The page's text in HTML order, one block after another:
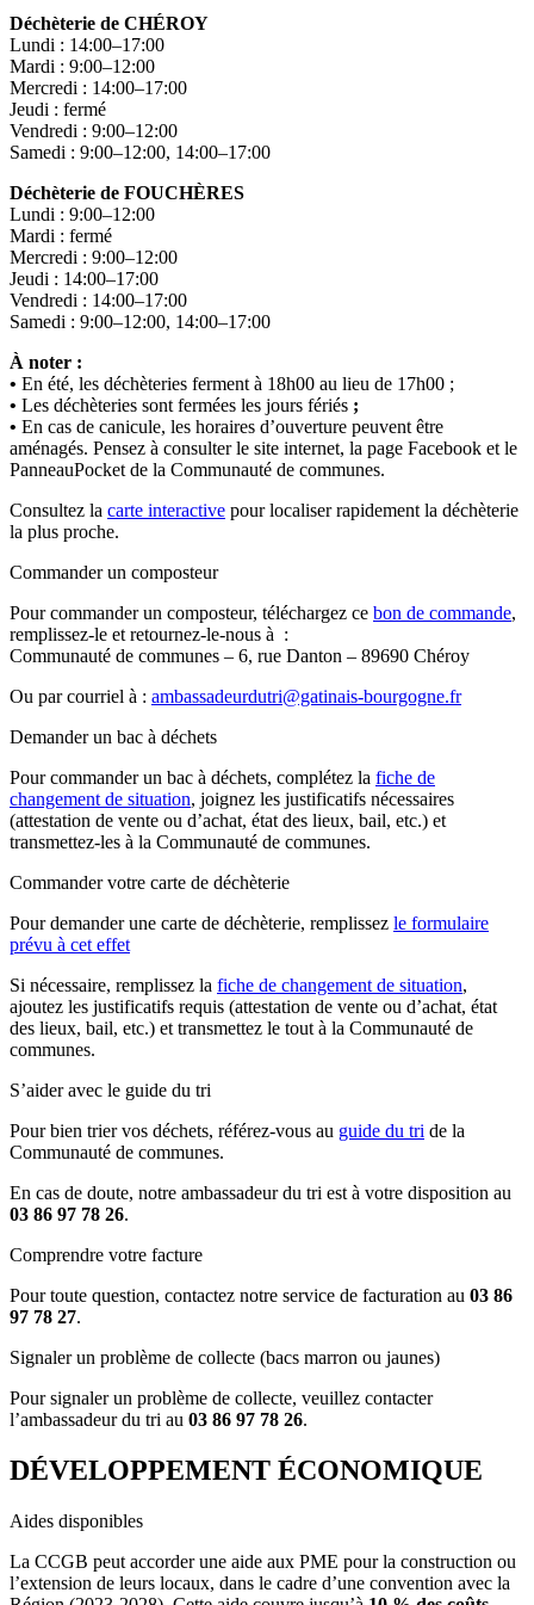
Déchèterie de CHÉROY
Lundi : 14:00–17:00
Mardi : 9:00–12:00
Mercredi : 14:00–17:00
Jeudi : fermé
Vendredi : 9:00–12:00
Samedi : 9:00–12:00, 14:00–17:00
Déchèterie de FOUCHÈRES
Lundi : 9:00–12:00
Mardi : fermé
Mercredi : 9:00–12:00
Jeudi : 14:00–17:00
Vendredi : 14:00–17:00
Samedi : 9:00–12:00, 14:00–17:00
À noter :
• En été, les déchèteries ferment à 18h00 au lieu de 17h00 ;
• Les déchèteries sont fermées les jours fériés ;
• En cas de canicule, les horaires d’ouverture peuvent être
aménagés. Pensez à consulter le site internet, la page Facebook et le
PanneauPocket de la Communauté de communes.
Consultez la carte interactive pour localiser rapidement la déchèterie
la plus proche.
Commander un composteur
Pour commander un composteur, téléchargez ce bon de commande,
remplissez-le et retournez-le-nous à :
Communauté de communes – 6, rue Danton – 89690 Chéroy
Ou par courriel à : ambassadeurdutri@gatinais-bourgogne.fr
Demander un bac à déchets
Pour commander un bac à déchets, complétez la fiche de
changement de situation, joignez les justificatifs nécessaires
(attestation de vente ou d’achat, état des lieux, bail, etc.) et
transmettez-les à la Communauté de communes.
Commander votre carte de déchèterie
Pour demander une carte de déchèterie, remplissez le formulaire
prévu à cet effet
Si nécessaire, remplissez la fiche de changement de situation,
ajoutez les justificatifs requis (attestation de vente ou d’achat, état
des lieux, bail, etc.) et transmettez le tout à la Communauté de
communes.
S’aider avec le guide du tri
Pour bien trier vos déchets, référez-vous au guide du tri de la
Communauté de communes.
En cas de doute, notre ambassadeur du tri est à votre disposition au
03 86 97 78 26.
Comprendre votre facture
Pour toute question, contactez notre service de facturation au 03 86
97 78 27.
Signaler un problème de collecte (bacs marron ou jaunes)
Pour signaler un problème de collecte, veuillez contacter
l’ambassadeur du tri au 03 86 97 78 26.
DÉVELOPPEMENT ÉCONOMIQUE
Aides disponibles
La CCGB peut accorder une aide aux PME pour la construction ou
l’extension de leurs locaux, dans le cadre d’une convention avec la